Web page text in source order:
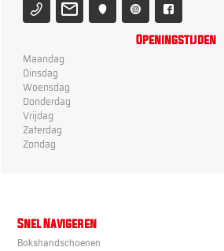
Openingstijden
Maandag
Dinsdag
Woensdag
Donderdag
Vrijdag
Zaterdag
Zondag
Snel Navigeren
Bokshandschoenen